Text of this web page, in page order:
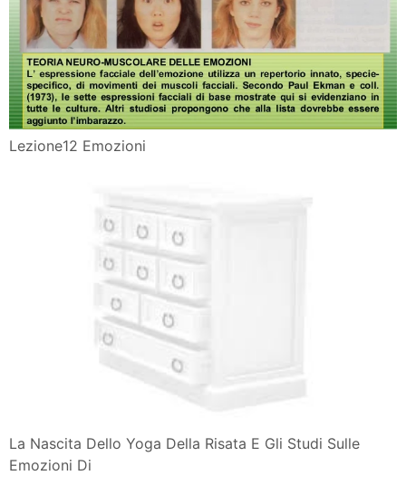
Lezione12 Emozioni
La Nascita Dello Yoga Della Risata E Gli Studi Sulle
Emozioni Di